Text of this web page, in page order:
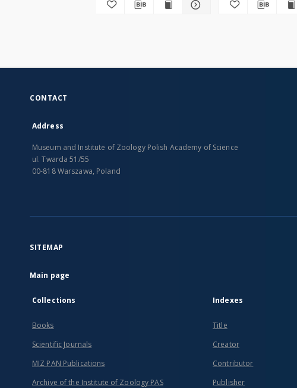
CONTACT
Address
Museum and Institute of Zoology Polish Academy of Science
ul. Twarda 51/55
00-818 Warszawa, Poland
SITEMAP
Main page
Collections
Books
Scientific Journals
MIZ PAN Publications
Archive of the Institute of Zoology PAS
Indexes
Title
Creator
Contributor
Publisher